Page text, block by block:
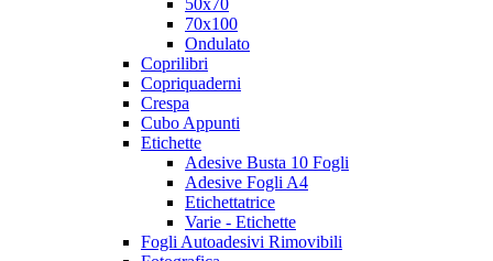
50x70
70x100
Ondulato
Coprilibri
Copriquaderni
Crespa
Cubo Appunti
Etichette
Adesive Busta 10 Fogli
Adesive Fogli A4
Etichettatrice
Varie - Etichette
Fogli Autoadesivi Rimovibili